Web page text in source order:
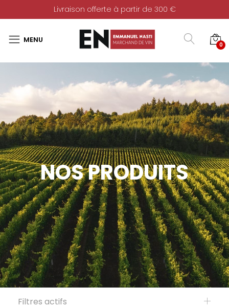
Livraison offerte à partir de 300 €
0
NOS PRODUITS
Filtres actifs